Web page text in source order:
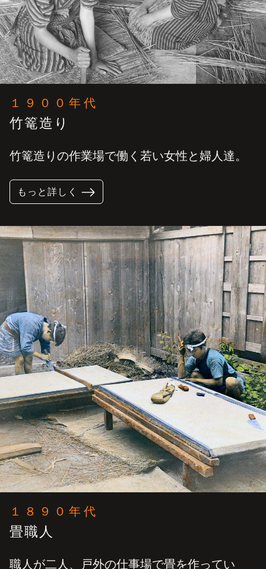
１９００年代
竹篭造り
竹篭造りの作業場で働く若い女性と婦人達。
もっと詳しく
１８９０年代
畳職人
職人が二人、戸外の仕事場で畳を作ってい